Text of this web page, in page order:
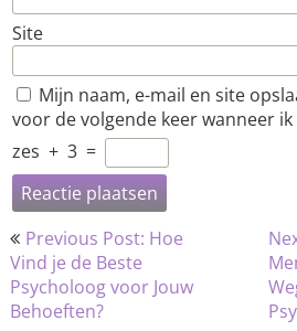
Site
Mijn naam, e-mail en site
voor de volgende keer wanneer
zes + 3 =
Bericht
navigatie
Previous Post: Hoe
Vind je de Beste
Psycholoog voor Jouw
Behoeften?